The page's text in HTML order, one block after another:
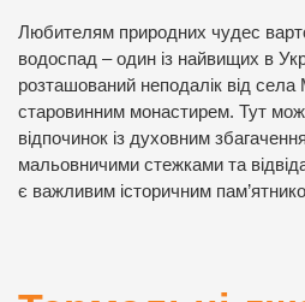
Любителям природних чудес
водоспад – один із найвищих в
розташований неподалік від села
старовинним монастирем. Тут
відпочинок із духовним
мальовничими стежками та
є важливим історичним